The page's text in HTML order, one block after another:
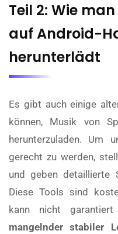
Teil 2: Wie
auf Android-
herunterlädt
Es gibt auch einige
können, Musik von
herunterzuladen. Um
gerecht zu werden,
und geben detaillierte
Diese Tools sind
kann nicht
mangelnder stabiler